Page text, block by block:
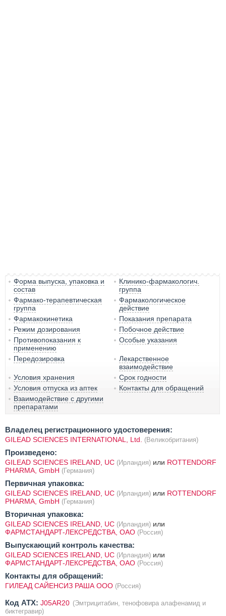
Форма выпуска, упаковка и
состав
Клинико-фармакологич.
группа
Фармако-терапевтическая
группа
Фармакологическое
действие
Фармакокинетика
Показания препарата
Режим дозирования
Побочное действие
Противопоказания к
применению
Особые указания
Передозировка
Лекарственное
взаимодействие
Условия хранения
Срок годности
Условия отпуска из аптек
Контакты для обращений
Взаимодействие с другими
препаратами
Владелец регистрационного удостоверения:
GILEAD SCIENCES INTERNATIONAL, Ltd. (Великобритания)
Произведено:
GILEAD SCIENCES IRELAND, UC (Ирландия) или ROTTENDORF
PHARMA, GmbH (Германия)
Первичная упаковка:
GILEAD SCIENCES IRELAND, UC (Ирландия) или ROTTENDORF
PHARMA, GmbH (Германия)
Вторичная упаковка:
GILEAD SCIENCES IRELAND, UC (Ирландия) или
ФАРМСТАНДАРТ-ЛЕКСРЕДСТВА, ОАО (Россия)
Выпускающий контроль качества:
GILEAD SCIENCES IRELAND, UC (Ирландия) или
ФАРМСТАНДАРТ-ЛЕКСРЕДСТВА, ОАО (Россия)
Контакты для обращений:
ГИЛЕАД САЙЕНСИЗ РАША ООО (Россия)
Код ATX: J05AR20 (Эмтрицитабин, тенофовира алафенамид и
биктегравир)